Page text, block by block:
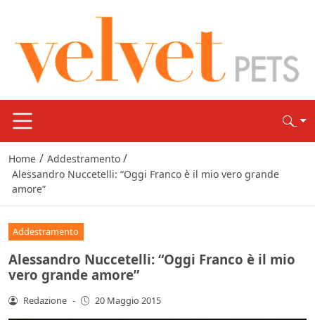
Home / Addestramento /
Alessandro Nuccetelli: “Oggi Franco è il mio vero grande
amore”
Addestramento
Alessandro Nuccetelli: “Oggi Franco è il mio
vero grande amore”
Redazione - 20 Maggio 2015